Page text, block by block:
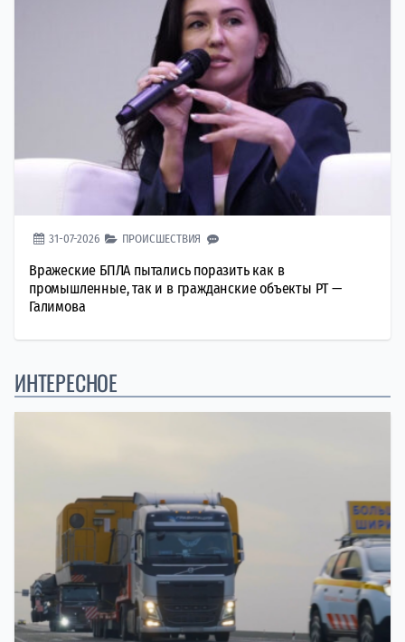
31-07-2026 ПРОИСШЕСТВИЯ
Вражеские БПЛА пытались поразить как в
промышленные, так и в гражданские объекты РТ —
Галимова
ИНТЕРЕСНОЕ